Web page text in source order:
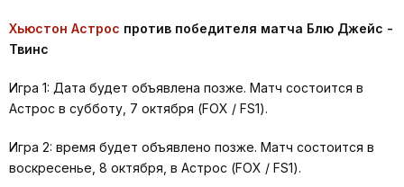
Хьюстон Астрос против победителя матча Блю Джейс -
Твинс
Игра 1: Дата будет объявлена позже. Матч состоится в
Астрос в субботу, 7 октября (FOX / FS1).
Игра 2: время будет объявлено позже. Матч состоится в
воскресенье, 8 октября, в Астрос (FOX / FS1).